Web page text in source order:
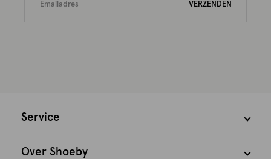
VERZENDEN
Service
Over Shoeby